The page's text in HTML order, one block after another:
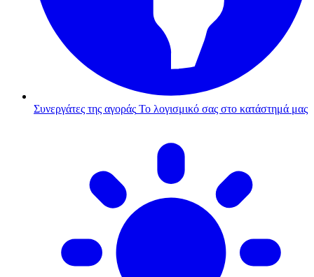
Συνεργάτες της αγοράς Το λογισμικό σας στο κατάστημά μας